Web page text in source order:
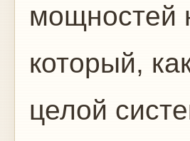
мощностей
который,
целой